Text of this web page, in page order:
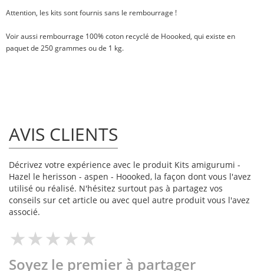
Attention, les kits sont fournis sans le rembourrage !
Voir aussi rembourrage 100% coton recyclé de Hoooked, qui existe en
paquet de 250 grammes oude 1 kg.
AVIS CLIENTS
Décrivez votre expérience avec le produit Kits amigurumi -
Hazel le herisson - aspen - Hoooked, la façon dont vous l'avez
utilisé ou réalisé. N'hésitez surtout pas à partagez vos
conseils sur cet article ou avec quel autre produit vous l'avez
associé.
Soyez le premier à partager